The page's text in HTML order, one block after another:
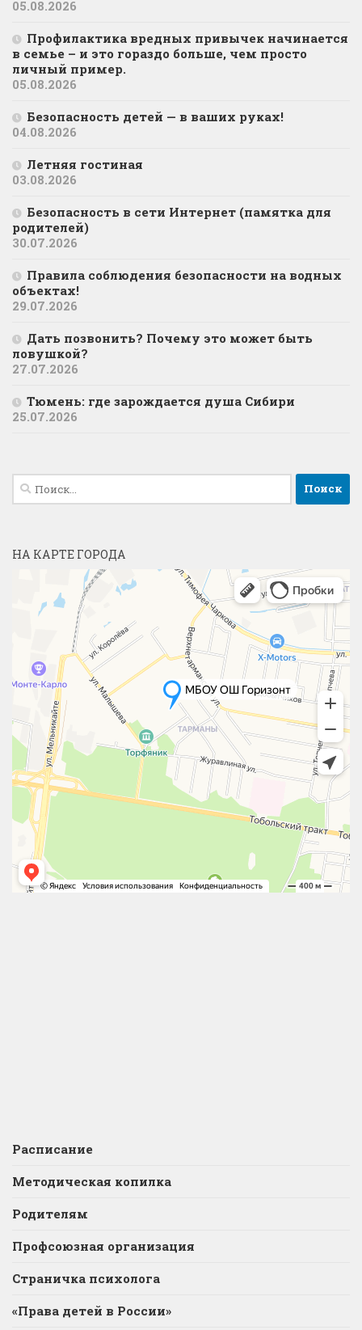
05.08.2026
Профилактика вредных привычек начинается
в семье – и это гораздо больше, чем просто
личный пример.
05.08.2026
Безопасность детей — в ваших руках!
04.08.2026
Летняя гостиная
03.08.2026
Безопасность в сети Интернет (памятка для
родителей)
30.07.2026
Правила соблюдения безопасности на водных
объектах!
29.07.2026
Дать позвонить? Почему это может быть
ловушкой?
27.07.2026
Тюмень: где зарождается душа Сибири
25.07.2026
Найти:
НА КАРТЕ ГОРОДА
Расписание
Методическая копилка
Родителям
Профсоюзная организация
Страничка психолога
«Права детей в России»